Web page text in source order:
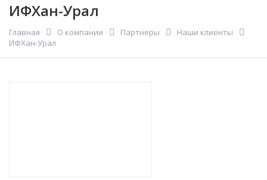
ИФХан-Урал
Главная О компании Партнеры
Наши клиенты
ИФХан-Урал